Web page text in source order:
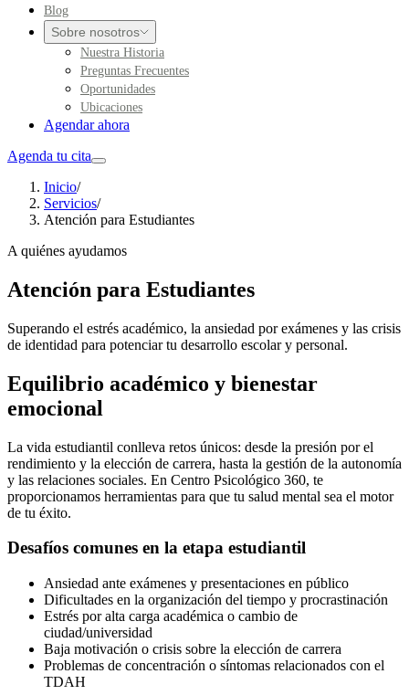
Blog
Sobre nosotros
Nuestra Historia
Preguntas Frecuentes
Oportunidades
Ubicaciones
Agendar ahora
Agenda tu cita
Inicio/
Servicios/
Atención para Estudiantes
A quiénes ayudamos
Atención para Estudiantes
Superando el estrés académico, la ansiedad por exámenes y las crisis
de identidad para potenciar tu desarrollo escolar y personal.
Equilibrio académico y bienestar
emocional
La vida estudiantil conlleva retos únicos: desde la presión por el
rendimiento y la elección de carrera, hasta la gestión de la autonomía
y las relaciones sociales. En Centro Psicológico 360, te
proporcionamos herramientas para que tu salud mental sea el motor
de tu éxito.
Desafíos comunes en la etapa estudiantil
Ansiedad ante exámenes y presentaciones en público
Dificultades en la organización del tiempo y procrastinación
Estrés por alta carga académica o cambio de
ciudad/universidad
Baja motivación o crisis sobre la elección de carrera
Problemas de concentración o síntomas relacionados con el
TDAH